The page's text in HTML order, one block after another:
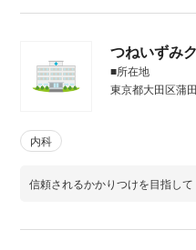
つねいずみ
■所在地
東京都大田区蒲
内科
信頼されるかかりつけを目指して